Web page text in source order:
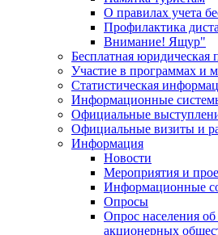
О правилах учета
Профилактика
Внимание! Ящур"
Бесплатная юридическая
Участие в программах и
Статистическая
Информационные
Официальные
Официальные визиты и
Информация
Новости
Мероприятия и
Информационные
Опросы
Опрос населения
акционерных